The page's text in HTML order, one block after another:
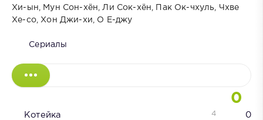
Хи-ын, Мун Сон-хён, Ли Сок-хён, Пак Ок-чхуль, Чхве
Хе-со, Хон Джи-хи, О Е-джу
Сериалы
0
Котейка 0
4